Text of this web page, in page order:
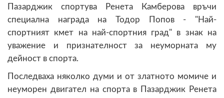
Пазарджик спортува Ренета Камберова връчи
специална награда на Тодор Попов - "Най-
спортният кмет на най-спортния град" в знак на
уважение и признателност за неуморната му
дейност в спорта.
Последваха няколко думи и от златното момиче и
неуморен двигател на спорта в Пазарджик Ренета